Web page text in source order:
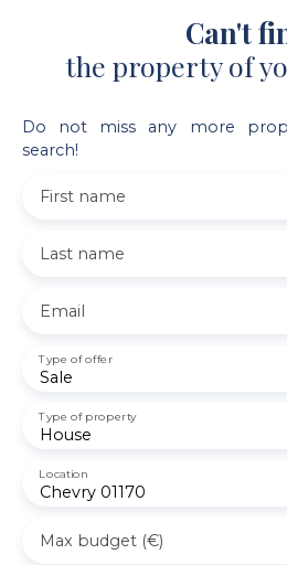
Can't
the property of
Do not miss any more
search!
First name
Last name
Email
Sale
Type of offer
House
Type of property
Chevry 01170
Location
Max budget (€)